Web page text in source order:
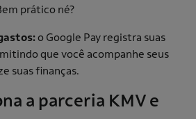
prático né?
o Google Pay registra suas
que você acompanhe seus
suas finanças.
a parceria KMV e